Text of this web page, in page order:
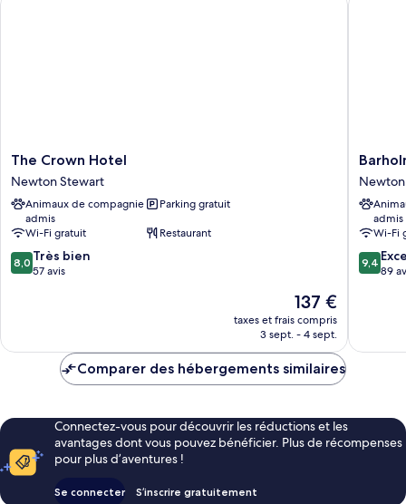
The
Crown
Hotel
Newton
Stewart
The Crown Hotel
Newton Stewart
Animaux de compagnie
admis
Parking gratuit
Wi-Fi gratuit
Restaurant
8.0
sur
8,0 Très bien
57 avis
Le
nouveau
prix
de
137 €
taxes et frais compris
3 sept. - 4 sept.
Barholm
Newton
Stewart
admis
Wi-Fi
9.4
sur
9,4
89
Comparer des hébergements similaires
Connectez-vous pour découvrir les réductions et les
avantages dont vous pouvez bénéficier. Plus de récompenses
pour plus d’aventures !
Se connecter S’inscrire gratuitement